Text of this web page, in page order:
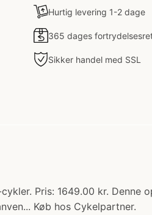
Hurtig levering 1-2 dage
365 dages
Sikker handel med SSL
Pris: 1649.00 kr.
Køb hos Cykelpartner.